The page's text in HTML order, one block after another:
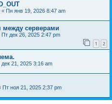
« Пн янв 19, 2026 8:47 am
серверами
Пт дек 26, 2025 2:47 pm
1 2
дек 21, 2025 3:16 am
Пт ноя 21, 2025 2:37 pm